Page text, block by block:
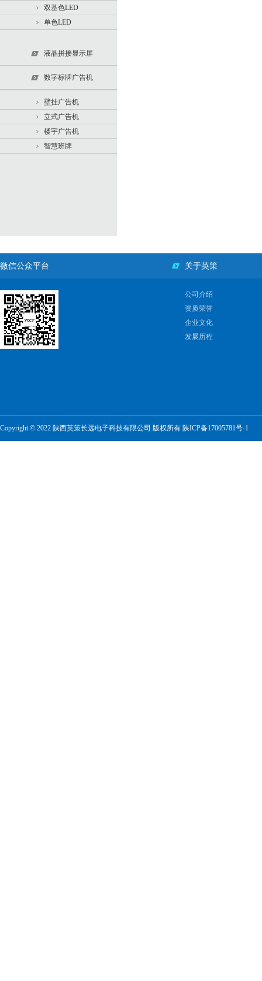
双基色LED
单色LED
液晶拼接显示屏
数字标牌广告机
壁挂广告机
立式广告机
楼宇广告机
智慧班牌
微信公众平台 关于英策
公司介绍
资质荣誉
企业文化
发展历程
Copyright © 2022 陕西英策长远电子科技有限公司 版权所有 陕ICP备17005781号-1